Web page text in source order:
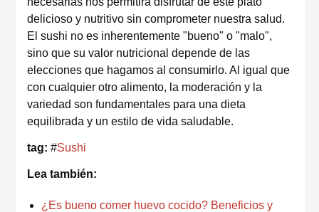
delicioso y nutritivo sin comprometer nuestra salud.
El sushi no es inherentemente "bueno" o "malo",
sino que su valor nutricional depende de las
elecciones que hagamos al consumirlo. Al igual que
con cualquier otro alimento, la moderación y la
variedad son fundamentales para una dieta
equilibrada y un estilo de vida saludable.
tag: #Sushi
Lea también:
¿Es bueno comer huevo cocido? Beneficios y